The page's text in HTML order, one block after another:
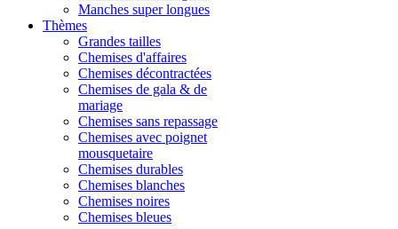
Manches super longues
Thèmes
Grandes tailles
Chemises d'affaires
Chemises décontractées
Chemises de gala & de
mariage
Chemises sans repassage
Chemises avec poignet
mousquetaire
Chemises durables
Chemises blanches
Chemises noires
Chemises bleues